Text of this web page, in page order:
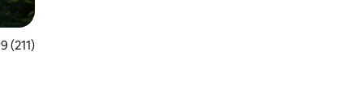
ー211件、5つ星中4.99つ星の平均評価
(211)